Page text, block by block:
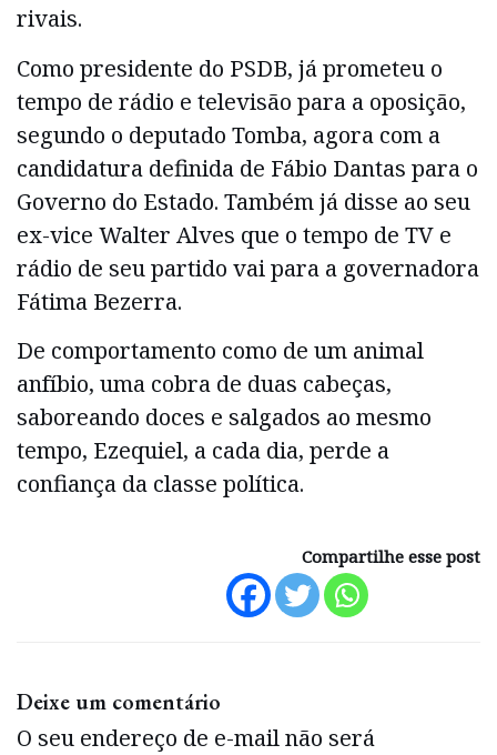
rivais.
Como presidente do PSDB, já prometeu o
tempo de rádio e televisão para a oposição,
segundo o deputado Tomba, agora com a
candidatura definida de Fábio Dantas para o
Governo do Estado. Também já disse ao seu
ex-vice Walter Alves que o tempo de TV e
rádio de seu partido vai para a governadora
Fátima Bezerra.
De comportamento como de um animal
anfíbio, uma cobra de duas cabeças,
saboreando doces e salgados ao mesmo
tempo, Ezequiel, a cada dia, perde a
confiança da classe política.
Compartilhe esse post
Deixe um comentário
O seu endereço de e-mail não será